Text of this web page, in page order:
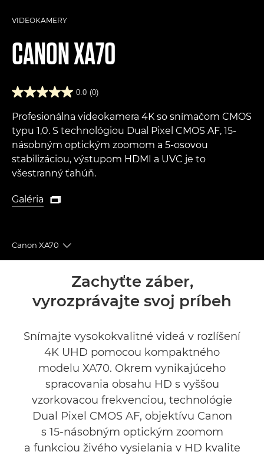
VIDEOKAMERY
CANONXA70
0.0 (0)
Profesionálna videokamera 4K so snímačom CMOS
typu 1,0. S technológiou Dual Pixel CMOS AF, 15-
násobným optickým zoomom a 5-osovou
stabilizáciou, výstupom HDMI a UVC je to
všestranný ťahúň.
Galéria
Galéria

Canon XA70
Toggle breadcrumbs
Technické parametre
Recenzie
Zachyťte záber,
vyrozprávajte svoj príbeh
Snímajte vysokokvalitné videá v rozlíšení
4K UHD pomocou kompaktného
modelu XA70. Okrem vynikajúceho
spracovania obsahu HD s vyššou
vzorkovacou frekvenciou, technológie
Dual Pixel CMOS AF, objektívu Canon
s 15-násobným optickým zoomom
a funkciou živého vysielania v HD kvalite